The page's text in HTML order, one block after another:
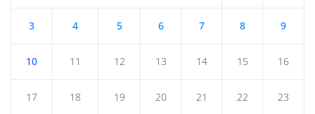
3 4 5 6 7 8 9
10 11 12 13 14 15 16
17 18 19 20 21 22 23